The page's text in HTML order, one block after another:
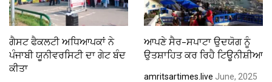
ਗੈਸਟ ਫੈਕਲਟੀ ਅਧਿਆਪਕਾਂ ਨੇ
ਪੰਜਾਬੀ ਯੂਨੀਵਰਸਿਟੀ ਦਾ ਗੇਟ ਬੰਦ
ਕੀਤਾ
ਆਪਣੇ ਸੈਰ-ਸਪਾਟਾ ਉਦਯੋਗ ਨੂੰ
ਉਤਸ਼ਾਹਿਤ ਕਰ ਰਿਹੈ ਟਿਊਨੀਸ਼ੀਆ
amritsartimes.live June, 2025